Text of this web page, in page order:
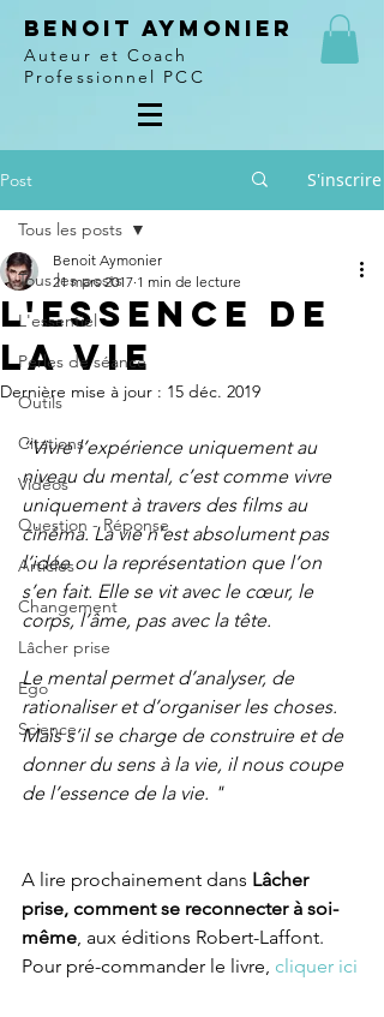
Benoit Aymonier
Auteur et Coach
Professionnel PCC
Post S'inscrire
Tous les posts
L'essentiel
Perles de séance
Outils
Citations
Vidéos
Question - Réponse
Articles
Changement
Lâcher prise
Ego
Science
Tous les posts
L'essence de
la vie
Benoit Aymonier
21 mars 2017 1 min de lecture
Dernière mise à jour : 15 déc. 2019
“Vivre l’expérience uniquement au
niveau du mental, c’est comme vivre
uniquement à travers des films au
cinéma. La vie n’est absolument pas
l’idée ou la représentation que l’on
s’en fait. Elle se vit avec le cœur, le
corps, l’âme, pas avec la tête.
Le mental permet d’analyser, de
rationaliser et d’organiser les choses.
Mais s’il se charge de construire et de
donner du sens à la vie, il nous coupe
de l’essence de la vie. "
A lire prochainement dans Lâcher
prise, comment se reconnecter à soi-
même , aux éditions Robert-Laffont.
Pour pré-commander le livre, cliquer ici